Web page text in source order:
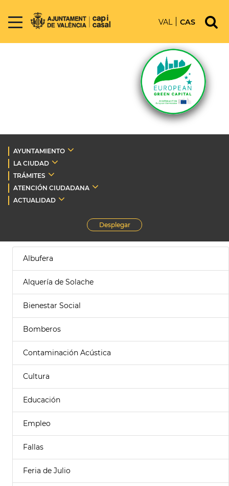
VAL CAS
AYUNTAMIENTO
LA CIUDAD
TRÁMITES
ATENCIÓN CIUDADANA
ACTUALIDAD
Desplegar
Albufera
Alquería de Solache
Bienestar Social
Bomberos
Contaminación Acústica
Cultura
Educación
Empleo
Fallas
Feria de Julio